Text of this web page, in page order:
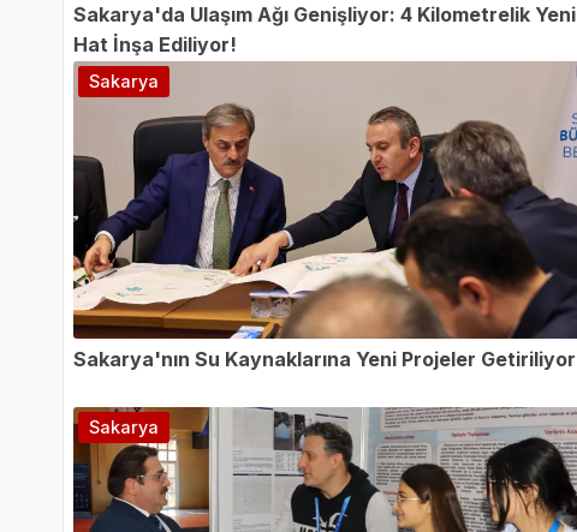
Sakarya'da Ulaşım Ağı Genişliyor: 4 Kilometrelik Yeni
Hat İnşa Ediliyor!
Sakarya'nın Su Kaynaklarına Yeni Projeler Getiriliyor
Sakarya
Sakarya